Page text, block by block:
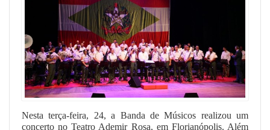
Nesta terça-feira, 24, a Banda de Músicos realizou um
concerto no Teatro Ademir Rosa, em Florianópolis. Além